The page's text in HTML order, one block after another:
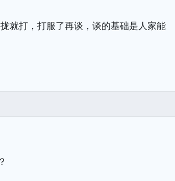
就打，打服了再谈，谈的基础是人家能